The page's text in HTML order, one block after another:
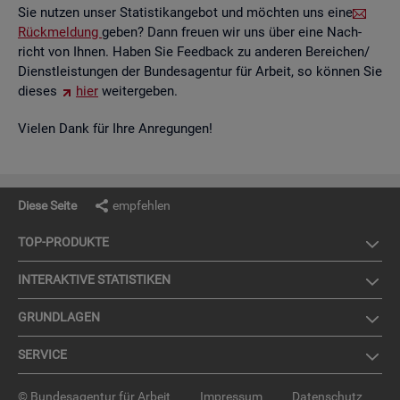
Sie nut­zen unser Sta­tis­tik­an­ge­bot und möch­ten uns eine
Rück­mel­dung geben? Dann freu­en wir uns über eine Nach­
richt von Ihnen. Haben Sie Feed­back zu an­de­ren Be­rei­chen/
Dienst­leis­tun­gen der Bun­des­agen­tur für Ar­beit, so kön­nen Sie
die­ses
hier wei­ter­ge­ben.
Vie­len Dank für Ihre An­re­gun­gen!
Diese Seite empfehlen
TOP-PRO­DUK­TE
IN­TER­AK­TI­VE STA­TIS­TI­KEN
GRUND­LA­GEN
SER­VICE
© Bundesagentur für Arbeit Impressum Datenschutz